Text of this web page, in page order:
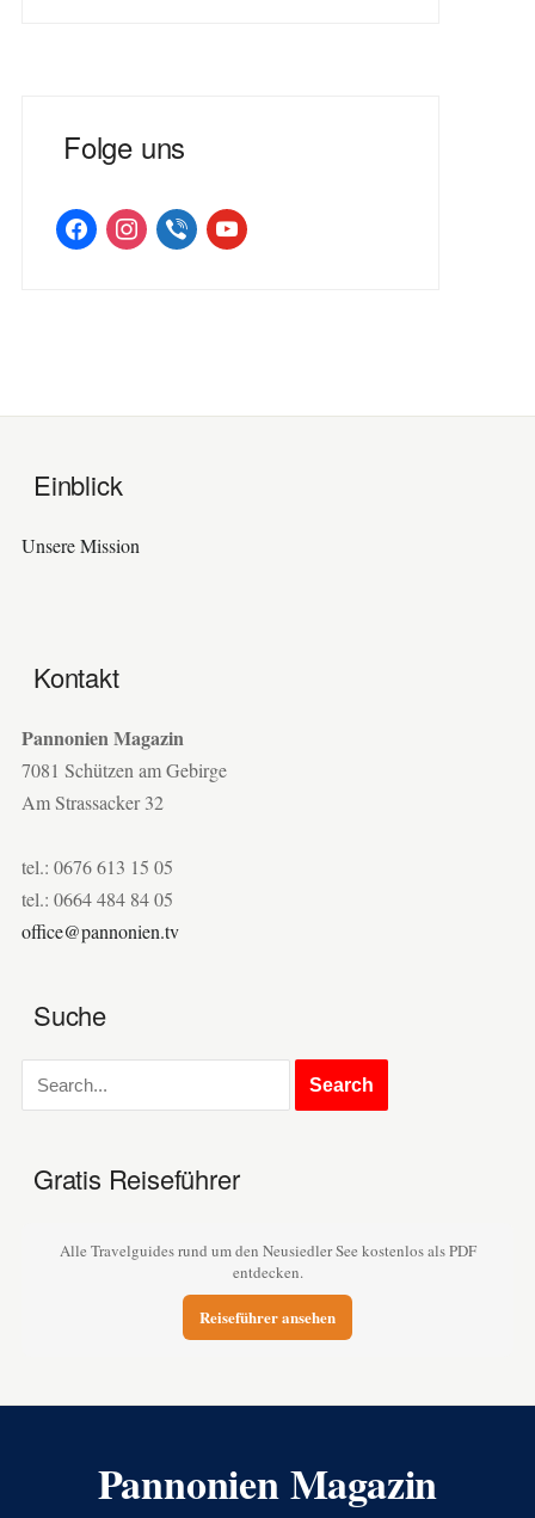
Folge uns
facebookinstagramviber youtube
Einblick
Unsere Mission
Kontakt
Pannonien Magazin
7081 Schützen am Gebirge
Am Strassacker 32
tel.: 0676 613 15 05
tel.: 0664 484 84 05
office@pannonien.tv
Suche
Gratis Reiseführer
Alle Travelguides rund um den Neusiedler See kostenlos als PDF
entdecken.
Reiseführer ansehen
Pannonien Magazin